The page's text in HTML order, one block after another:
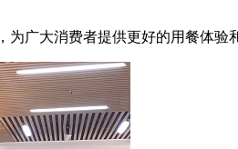
广大消费者提供更好的用餐体验